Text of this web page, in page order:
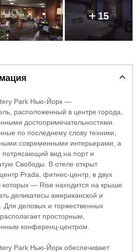
15
Park Нью-Йорк —
расположенный в центре города,
достопримечательностями.
по последнему слову техники,
современными интерьерами, а
потрясающий вид на порт и
Свободы. В отеле открыт
Prada, фитнес-центр, в двух
которых — Rise находится на крыше
деликатесы американской и
Для деловых и торжественных
просторным,
конференц-центром.
Park Нью-Йорк обеспечивает